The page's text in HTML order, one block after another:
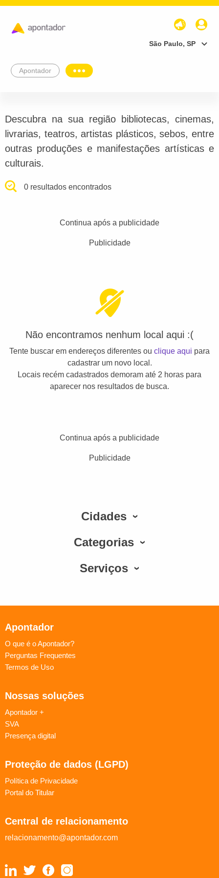
São Paulo, SP
Apontador
Descubra na sua região bibliotecas, cinemas,
livrarias, teatros, artistas plásticos, sebos, entre
outras produções e manifestações artísticas e
culturais.
0 resultados encontrados
Continua após a publicidade
Publicidade
Não encontramos nenhum local aqui :(
Tente buscar em endereços diferentes ou clique aqui para
cadastrar um novo local.
Locais recém cadastrados demoram até 2 horas para
aparecer nos resultados de busca.
Continua após a publicidade
Publicidade
Cidades
Categorias
Serviços
Apontador
O que é o Apontador?
Perguntas Frequentes
Termos de Uso
Nossas soluções
Apontador +
SVA
Presença digital
Proteção de dados (LGPD)
Política de Privacidade
Portal do Titular
Central de relacionamento
relacionamento@apontador.com